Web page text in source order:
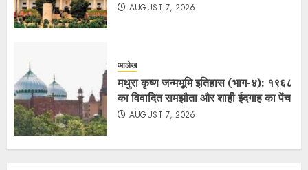
AUGUST 7, 2026
आलेख
मथुरा कृष्ण जन्मभूमि इतिहास (भाग-४): १९६८
का विवादित समझौता और शाही ईदगाह का पेंच
AUGUST 7, 2026